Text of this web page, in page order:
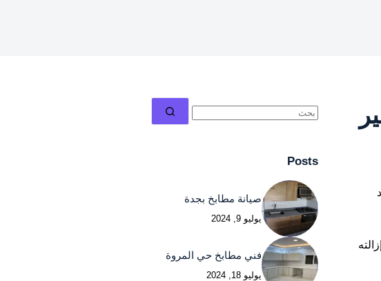
Posts
صيانة مطابخ بجدة
يوليو 9, 2024
فني مطابخ حي المروة
يوليو 18, 2024